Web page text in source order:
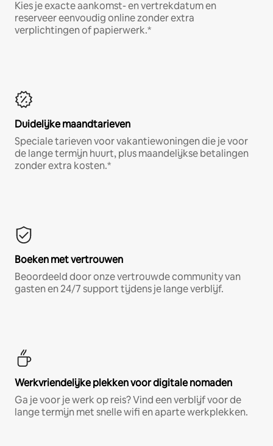
Kies je exacte aankomst- en vertrekdatum en
reserveer eenvoudig online zonder extra
verplichtingen of papierwerk.*
Duidelijke maandtarieven
Speciale tarieven voor vakantiewoningen die je voor
de lange termijn huurt, plus maandelijkse betalingen
zonder extra kosten.*
Boeken met vertrouwen
Beoordeeld door onze vertrouwde community van
gasten en 24/7 support tijdens je lange verblijf.
Werkvriendelijke plekken voor digitale nomaden
Ga je voor je werk op reis? Vind een verblijf voor de
lange termijn met snelle wifi en aparte werkplekken.